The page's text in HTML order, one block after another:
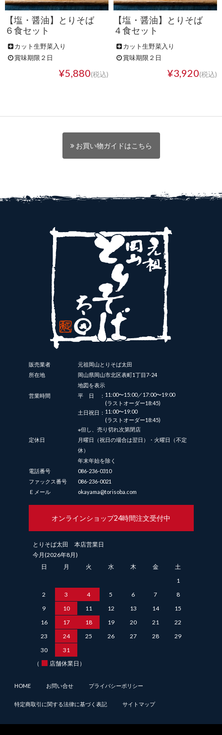
【塩・醤油】とりそば
６食セット
カット生野菜入り
賞味期限２日
¥5,880(税込)
【塩・醤油】とりそば
４食セット
カット生野菜入り
賞味期限２日
¥3,920(税込)
お買い物ガイドはこちら
販売業者
元祖岡山とりそば太田
所在地
岡山県岡山市北区表町1丁目7-24
地図を表示
営業時間
平日： 11:00〜15:00／17:00〜19:00
(ラストオーダー18:45)
土日祝日： 11:00〜19:00
(ラストオーダー18:45)
※但し、売り切れ次第閉店
定休日
月曜日（祝日の場合は翌日）・火曜日（不定
休）
年末年始を除く
電話番号
086-236-0310
ファックス番号
086-236-0021
Ｅメール
okayama@torisoba.com
オンラインショップ24時間注文受付中
とりそば太田 本店営業日
今月(2026年8月)
日
月 火 水 木 金
土
1
2
3 4 5 6 7
8
9
10 11 12 13 14
15
16
17 18 19 20 21
22
23
24 25 26 27 28
29
30
31
（
店舗休業日）
HOME お問い合せ プライバシーポリシー
特定商取引に関する法律に基づく表記 サイトマップ